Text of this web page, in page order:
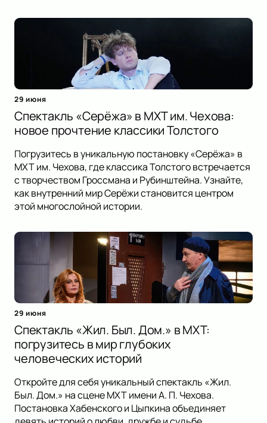
29 июня
Спектакль «Серёжа» в МХТ им. Чехова:
новое прочтение классики Толстого
Погрузитесь в уникальную постановку «Серёжа» в
МХТ им. Чехова, где классика Толстого встречается
с творчеством Гроссмана и Рубинштейна. Узнайте,
как внутренний мир Серёжи становится центром
этой многослойной истории.
29 июня
Спектакль «Жил. Был. Дом.» в МХТ:
погрузитесь в мир глубоких
человеческих историй
Откройте для себя уникальный спектакль «Жил.
Был. Дом.» на сцене МХТ имени А. П. Чехова.
Постановка Хабенского и Цыпкина объединяет